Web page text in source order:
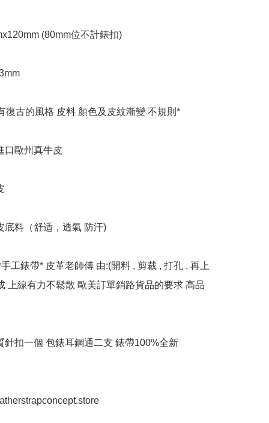
(80mm位不計錶扣)
復古的風格 皮料 顏色及皮紋漸變 不規則*
口歐州真牛皮
底料（舒适，透氣 防汗)
工錶帶* 皮革老師傅 由:(開料 , 剪裁 , 打孔 , 再上
上線有力不鬆散 歐美訂單銷路貨品的要求 高品
針扣一個 包錶耳鋼通二支 錶帶100%全新